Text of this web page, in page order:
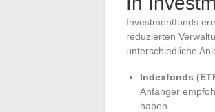
Investmentfonds
reduzierten
unterschiedliche
Indexfonds
Anfänger
haben.